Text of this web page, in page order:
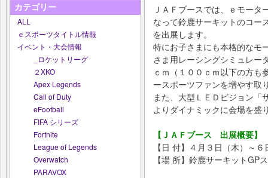
カテゴリー
ALL
ｅスポーツタイトル情報
イベント・大会情報
_ロケットリーグ
２XKO
Apex Legends
Call of Duty
eFootball
FIFA シリーズ
Fortnite
League of Legends
Overwatch
PARAVOX
ＪＡＦブースでは、ｅモータ
なって鈴鹿サーキットのコー
を出展します。
特にお子さまにも本格的なモ
さま用レーシングシミュレー
ｃｍ（１００ｃｍ以下の方も
ースポーツファンを増やす取
また、大型ＬＥＤビジョン「
よりダイナミックに会場を盛
【ＪＡＦブース 出展概要】
【日 付】４月３日（木）～
【場 所】鈴鹿サーキットGP